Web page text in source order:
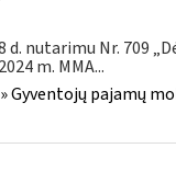
nutarimu Nr. 709
m. MMA...
Gyventojų pajamų